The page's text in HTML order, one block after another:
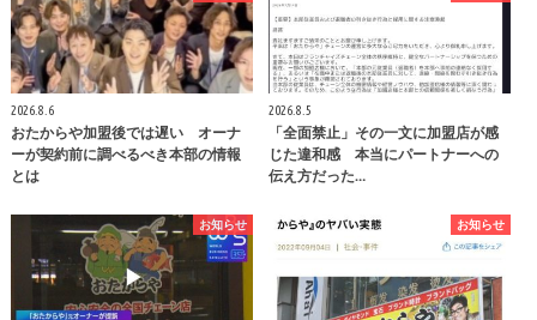
2026.8.6
おたからや加盟後では遅い オーナ
ーが契約前に調べるべき本部の情報
とは
2026.8.5
「全面禁止」その一文に加盟店が感
じた違和感 本当にパートナーへの
伝え方だった…
お知らせ お知らせ